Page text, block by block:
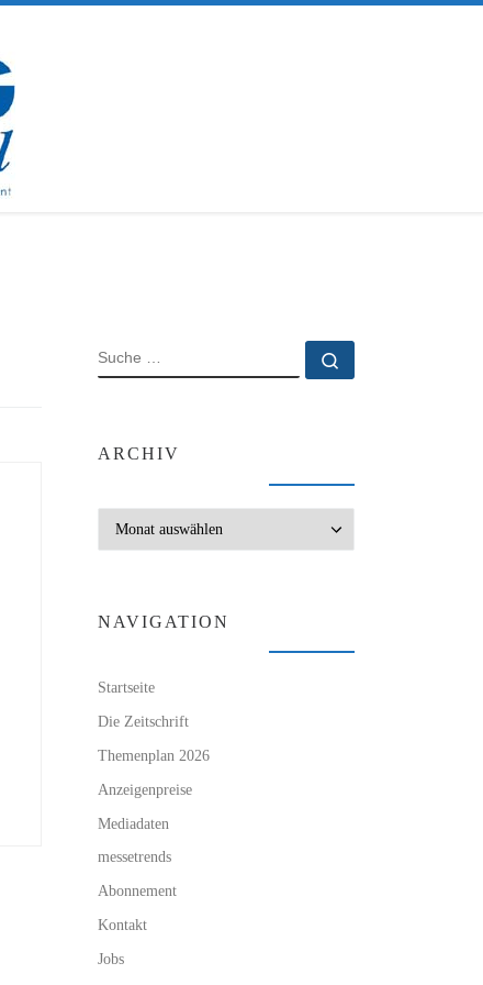
SUCHE
ARCHIV
NAVIGATION
Startseite
Die Zeitschrift
Themenplan 2026
Anzeigenpreise
Mediadaten
messetrends
Abonnement
Kontakt
Jobs